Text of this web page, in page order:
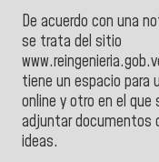
De acuerdo con una
se trata del sitio
tiene un espacio para
online y otro en el que
adjuntar documentos
ideas.